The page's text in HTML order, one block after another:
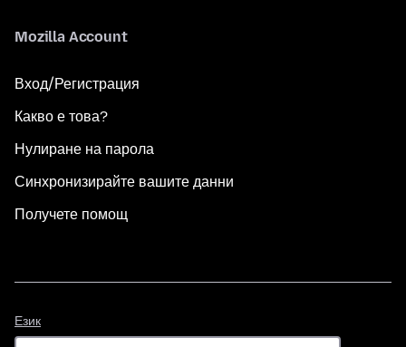
Mozilla Account
Вход/Регистрация
Какво е това?
Нулиране на парола
Синхронизирайте вашите данни
Получете помощ
Език